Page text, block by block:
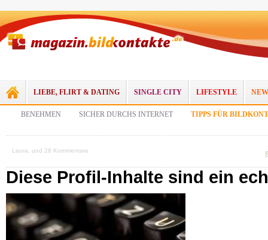
LIEBE, FLIRT & DATING SINGLE CITY LIFESTYLE
BENEHMEN SICHER DURCHS INTERNET TIPPS FÜR
Laura, und 28 Kommentare
Diese Profil-Inhalte sind ein